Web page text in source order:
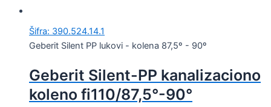
Šifra: 390.524.14.1
Geberit Silent PP lukovi - kolena 87,5º - 90º
Geberit Silent-PP kanalizaciono
koleno fi110/87,5°-90°